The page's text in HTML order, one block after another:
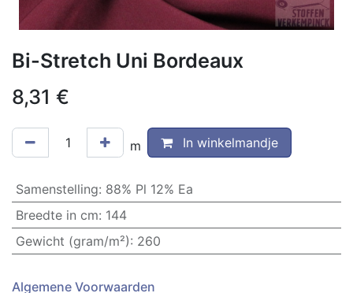
Bi-Stretch Uni Bordeaux
8,31 €
m In winkelmandje
Samenstelling: 88% Pl 12% Ea
Breedte in cm: 144
Gewicht (gram/m²): 260
Algemene Voorwaarden